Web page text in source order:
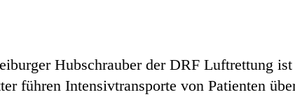
Hubschrauber der DRF Luftrettung
führen Intensivtransporte von Patienten